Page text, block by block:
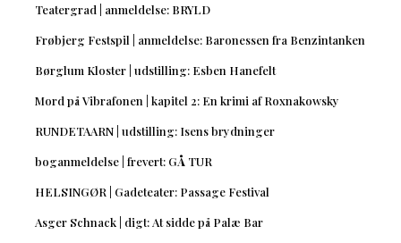
Teatergrad | anmeldelse: BRYLD
Frøbjerg Festspil | anmeldelse: Baronessen fra Benzintanken
Børglum Kloster | udstilling: Esben Hanefelt
Mord på Vibrafonen | kapitel 2: En krimi af Roxnakowsky
RUNDETAARN | udstilling: Isens brydninger
boganmeldelse | frevert: GÅ TUR
HELSINGØR | Gadeteater: Passage Festival
Asger Schnack | digt: At sidde på Palæ Bar